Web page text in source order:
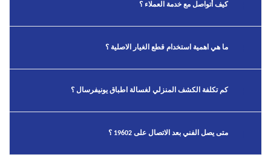
كيف أتواصل مع خدمة العملاء ؟
ما هي اهمية استخدام قطع الغيار الاصلية ؟
كم تكلفة الكشف المنزلي لغسالة اطباق يونيفرسال ؟
متى يصل الفني بعد الاتصال على 19602 ؟